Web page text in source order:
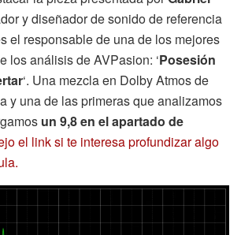
y diseñador de sonido de referencia
el responsable de una de los mejores
los análisis de AVPasion: ‘Posesión
‘. Una mezcla en Dolby Atmos de
y una de las primeras que analizamos
un 9,8 en el apartado de
el link si te interesa profundizar algo